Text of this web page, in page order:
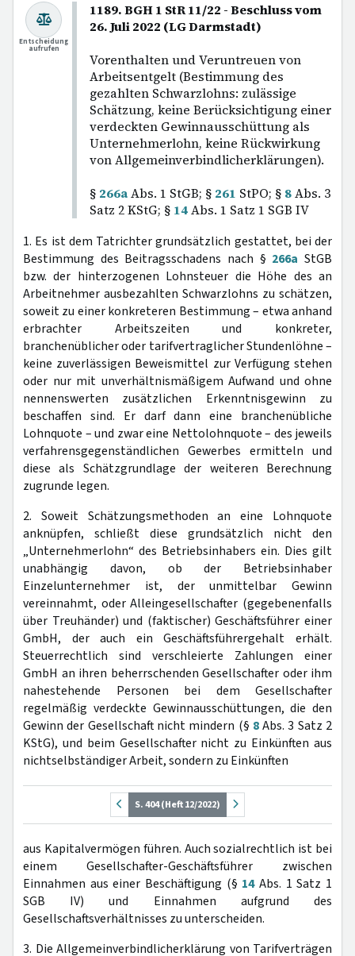
1189. BGH 1 StR 11/22 - Beschluss vom
26. Juli 2022 (LG Darmstadt)
Vorenthalten und Veruntreuen von
Arbeitsentgelt (Bestimmung des
gezahlten Schwarzlohns: zulässige
Schätzung, keine Berücksichtigung einer
verdeckten Gewinnausschüttung als
Unternehmerlohn, keine Rückwirkung
von Allgemeinverbindlicherklärungen).
§ 266aAbs. 1 StGB; § 261 StPO; § 8Abs. 3
Satz 2 KStG; § 14Abs. 1 Satz 1 SGB IV
Entscheidung
aufrufen
1. Es ist dem Tatrichter grundsätzlich gestattet, bei der
Bestimmung des Beitragsschadens nach § 266a StGB
bzw. der hinterzogenen Lohnsteuer die Höhe des an
Arbeitnehmer ausbezahlten Schwarzlohns zu schätzen,
soweit zu einer konkreteren Bestimmung – etwa anhand
erbrachter Arbeitszeiten und konkreter,
branchenüblicher oder tarifvertraglicher Stundenlöhne –
keine zuverlässigen Beweismittel zur Verfügung stehen
oder nur mit unverhältnismäßigem Aufwand und ohne
nennenswerten zusätzlichen Erkenntnisgewinn zu
beschaffen sind. Er darf dann eine branchenübliche
Lohnquote – und zwar eine Nettolohnquote – des jeweils
verfahrensgegenständlichen Gewerbes ermitteln und
diese als Schätzgrundlage der weiteren Berechnung
zugrunde legen.
2. Soweit Schätzungsmethoden an eine Lohnquote
anknüpfen, schließt diese grundsätzlich nicht den
„Unternehmerlohn“ des Betriebsinhabers ein. Dies gilt
unabhängig davon, ob der Betriebsinhaber
Einzelunternehmer ist, der unmittelbar Gewinn
vereinnahmt, oder Alleingesellschafter (gegebenenfalls
über Treuhänder) und (faktischer) Geschäftsführer einer
GmbH, der auch ein Geschäftsführergehalt erhält.
Steuerrechtlich sind verschleierte Zahlungen einer
GmbH an ihren beherrschenden Gesellschafter oder ihm
nahestehende Personen bei dem Gesellschafter
regelmäßig verdeckte Gewinnausschüttungen, die den
Gewinn der Gesellschaft nicht mindern (§ 8Abs. 3 Satz 2
KStG), und beim Gesellschafter nicht zu Einkünften aus
nichtselbständiger Arbeit, sondern zu Einkünften
S. 404 (Heft 12/2022)
aus Kapitalvermögen führen. Auch sozialrechtlich ist bei
einem Gesellschafter-Geschäftsführer zwischen
Einnahmen aus einer Beschäftigung (§ 14Abs. 1 Satz 1
SGB IV) und Einnahmen aufgrund des
Gesellschaftsverhältnisses zu unterscheiden.
3. Die Allgemeinverbindlicherklärung von Tarifverträgen